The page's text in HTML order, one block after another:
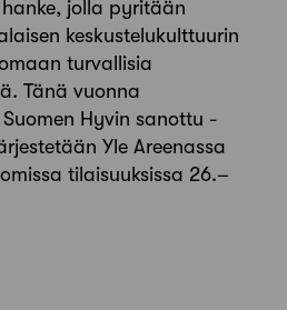
jolla pyritään
keskustelukulttuurin
turvallisia
Tänä vuonna
Hyvin sanottu -
Yle Areenassa
tilaisuuksissa 26.–